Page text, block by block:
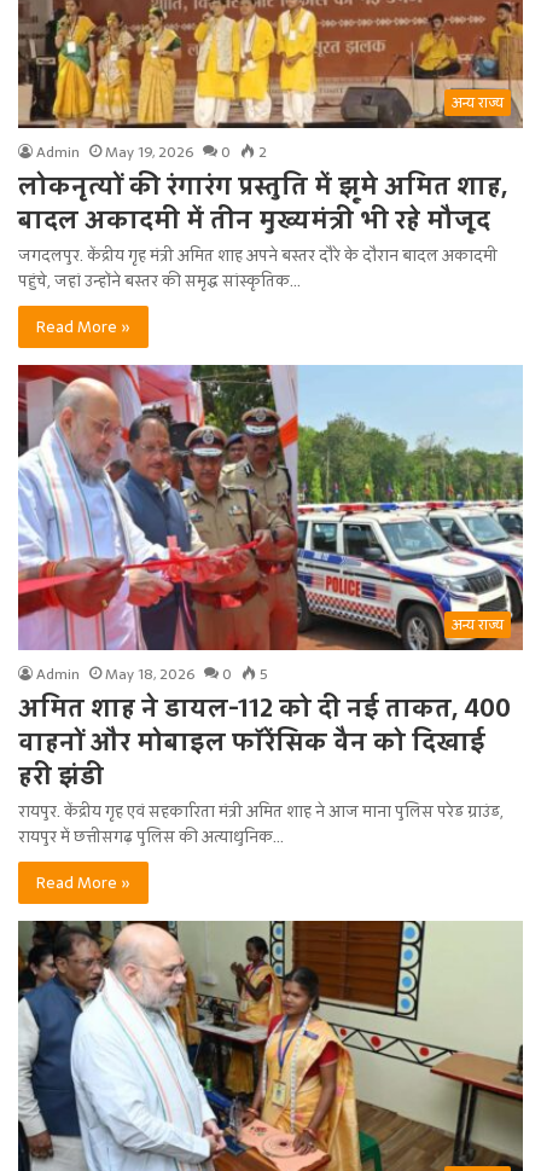
अन्य राज्य
Admin May 19, 2026 0 2
लोकनृत्यों की रंगारंग प्रस्तुति में झूमे अमित शाह,
बादल अकादमी में तीन मुख्यमंत्री भी रहे मौजूद
जगदलपुर. केंद्रीय गृह मंत्री अमित शाह अपने बस्तर दौरे के दौरान बादल अकादमी
पहुंचे, जहां उन्होंने बस्तर की समृद्ध सांस्कृतिक…
Read More »
अन्य राज्य
Admin May 18, 2026 0 5
अमित शाह ने डायल-112 को दी नई ताकत, 400
वाहनों और मोबाइल फॉरेंसिक वैन को दिखाई
हरी झंडी
रायपुर. केंद्रीय गृह एवं सहकारिता मंत्री अमित शाह ने आज माना पुलिस परेड ग्राउंड,
रायपुर में छत्तीसगढ़ पुलिस की अत्याधुनिक…
Read More »